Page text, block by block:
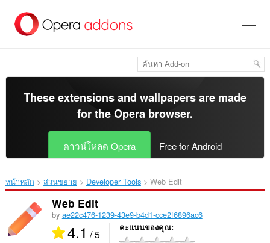
These extensions and wallpapers are made
for theOpera browser.
ดาวน์โหลด Opera Free for Android
หน้าหลัก ส่วนขยาย Developer Tools Web Edit‎
Web Edit
by ae22c476-1239-43e9-b4d1-cce2f6896ac6
4.1 / 5 คะแนนของคุณ